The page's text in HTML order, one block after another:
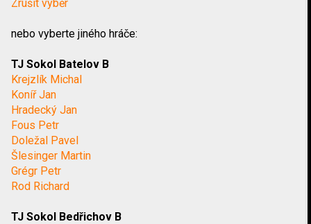
Zrušit výběr
nebo vyberte jiného hráče:
TJ Sokol Batelov B
Krejzlík Michal
Koníř Jan
Hradecký Jan
Fous Petr
Doležal Pavel
Šlesinger Martin
Grégr Petr
Rod Richard
TJ Sokol Bedřichov B